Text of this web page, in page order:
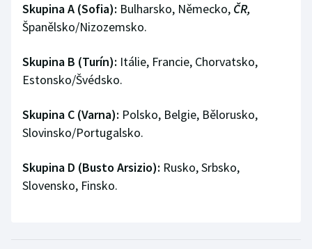
Skupina A (Sofia): Bulharsko, Německo, ČR,
Španělsko/Nizozemsko.
Skupina B (Turín): Itálie, Francie, Chorvatsko,
Estonsko/Švédsko.
Skupina C (Varna): Polsko, Belgie, Bělorusko,
Slovinsko/Portugalsko.
Skupina D (Busto Arsizio): Rusko, Srbsko,
Slovensko, Finsko.